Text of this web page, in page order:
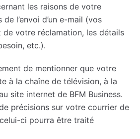
les raisons de votre
l’envoi d’un e-mail (vos
de votre réclamation, les détails
etc.).
de mentionner que votre
à la chaîne de télévision, à la
site internet de BFM Business.
précisions sur votre courrier de
ci pourra être traité